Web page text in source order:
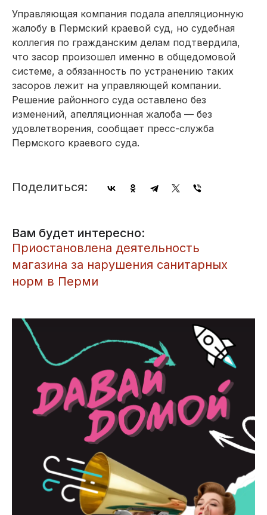
Управляющая компания подала апелляционную
жалобу в Пермский краевой суд, но судебная
коллегия по гражданским делам подтвердила,
что засор произошел именно в общедомовой
системе, а обязанность по устранению таких
засоров лежит на управляющей компании.
Решение районного суда оставлено без
изменений, апелляционная жалоба — без
удовлетворения, сообщает пресс-служба
Пермского краевого суда.
Поделиться:
Вам будет интересно:
Приостановлена деятельность
магазина за нарушения санитарных
норм в Перми